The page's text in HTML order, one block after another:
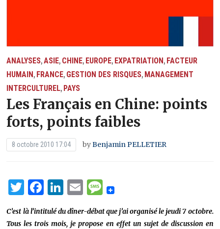
ANALYSES,ASIE, CHINE, EUROPE, EXPATRIATION , FACTEUR
HUMAIN , FRANCE, GESTION DES RISQUES, MANAGEMENT
INTERCULTUREL, PAYS
Les Français en Chine: points
forts, points faibles
8 octobre 2010 17:04 byBenjamin PELLETIER
Twitter
Facebook
LinkedIn
EmailMessage
C’est là l’intitulé du dîner-débat que j’ai organisé le jeudi 7 octobre.
Tous les trois mois, je propose en effet un sujet de discussion en